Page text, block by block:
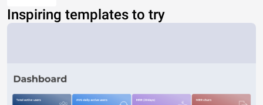
Inspiring templates to try